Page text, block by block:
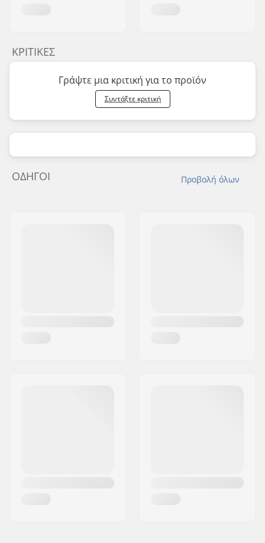
ΚΡΙΤΙΚΈΣ
Γράψτε μια κριτική για το προϊόν
Συντάξτε κριτική
Προβολή όλων
ΟΔΗΓΟΊ